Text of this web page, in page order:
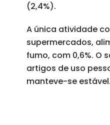
(2,4%).
A única atividade
supermercados,
fumo, com 0,6%. O
artigos de uso
manteve-se estável.